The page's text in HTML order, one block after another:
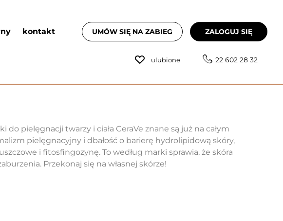
kontakt UMÓW SIĘ NA ZABIEG ZALOGUJ SIĘ
ulubione 22 602 28 32
pielęgnacji twarzy i ciała CeraVe znane są już na całym
pielęgnacyjny i dbałość o barierę hydrolipidową skóry,
i fitosfingozynę. To według marki sprawia, że skóra
Przekonaj się na własnej skórze!